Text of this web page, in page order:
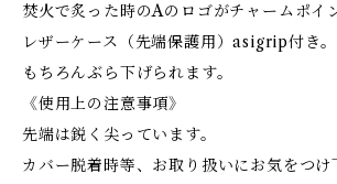
焚火で炙った時のAのロゴがチャームポイ
レザーケース（先端保護用）asigrip付き。
もちろんぶら下げられます。
《使用上の注意事項》
先端は鋭く尖っています。
カバー脱着時等、お取り扱いにお気をつけ